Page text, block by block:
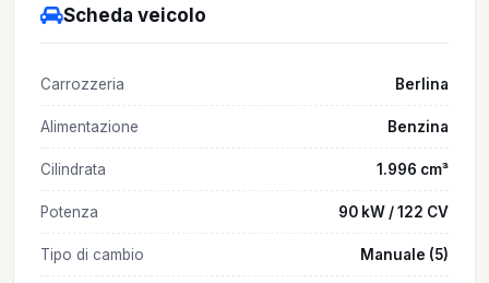
Scheda veicolo
Carrozzeria Berlina
Alimentazione Benzina
Cilindrata 1.996 cm³
Potenza 90 kW / 122 CV
Tipo di cambio Manuale (5)